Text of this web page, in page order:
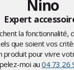
Nino
Expert
la fonctionnalité,
que soient vos
produit pour vivre
moi au04 73 26